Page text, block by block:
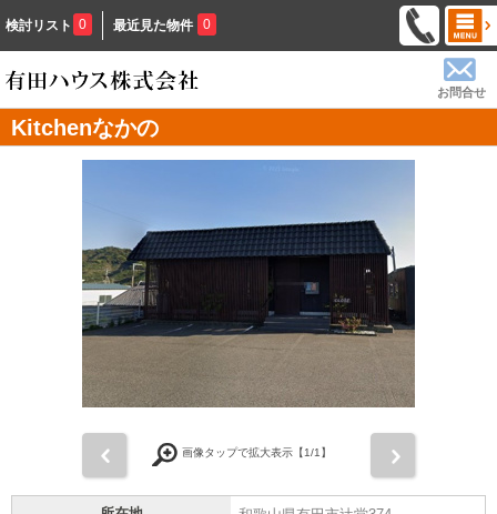
検討リスト 0 最近見た物件 0
お問合せ
Kitchenなかの
画像タップで拡大表示【1/1】